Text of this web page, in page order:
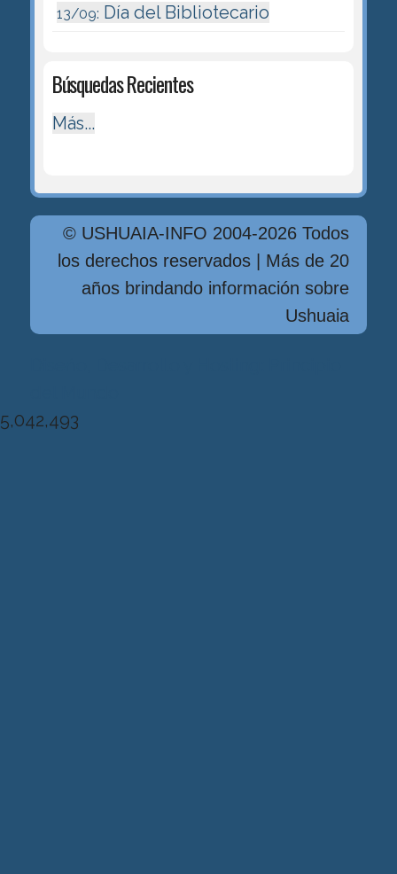
13/09: Día del Bibliotecario
Búsquedas Recientes
Más...
© USHUAIA-INFO 2004-2026 Todos
los derechos reservados | Más de 20
años brindando información sobre
Ushuaia
5,042,493